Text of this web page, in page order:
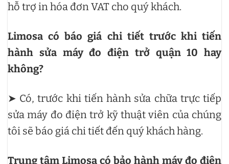
hỗ trợ in hóa đơn VAT cho quý khách.
Limosa có báo giá chi tiết trước khi tiến
hành sửa máy đo điện trở quận 10 hay
không?
➤ Có, trước khi tiến hành sửa chữa trực tiếp
sửa máy đo điện trở kỹ thuật viên của chúng
tôi sẽ báo giá chi tiết đến quý khách hàng.
Trung tâm Limosa có bảo hành máy đo điện